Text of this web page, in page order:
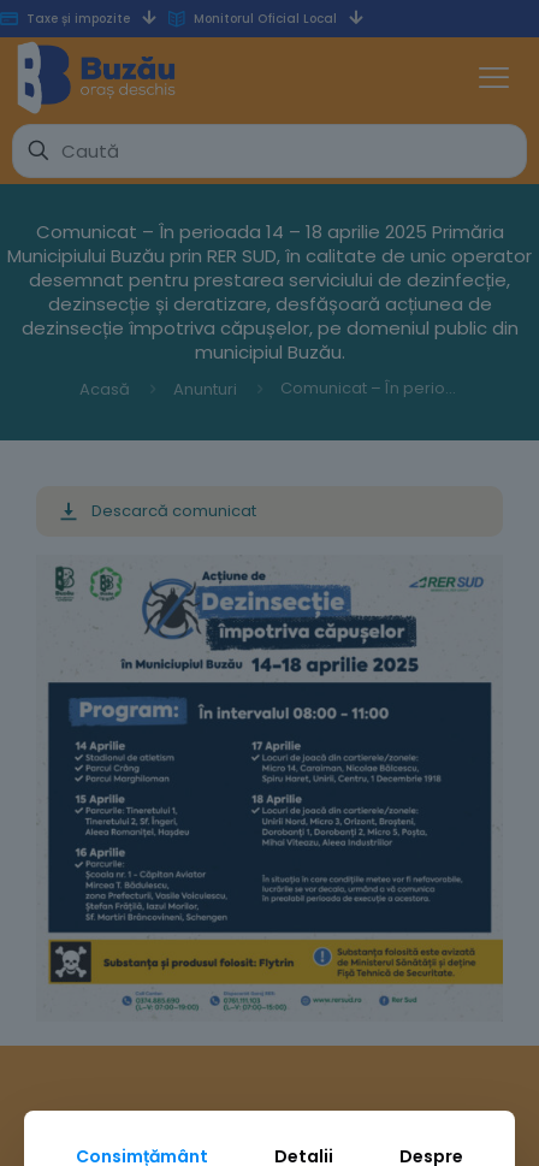
Taxe și impozite Monitorul Oficial Local
Comunicat – În perioada 14 – 18 aprilie 2025 Primăria
Municipiului Buzău prin RER SUD, în calitate de unic operator
desemnat pentru prestarea serviciului de dezinfecție,
dezinsecție și deratizare, desfășoară acțiunea de
dezinsecție împotriva căpușelor, pe domeniul public din
municipiul Buzău.
Acasă Anunturi Comunicat – În perioada 14 – 18 aprilie 2025 Primăria Municipiului Buzău prin RER SUD, în calitate de unic operator desemnat pentru prestarea serviciului de dezinfecție, dezinsecție și deratizare, desfășoară acțiunea de dezinsecție împotriva căpușelor, pe domeniul public din municipiul Buzău.
Descarcă comunicat
Consimțământ Detalii Despre